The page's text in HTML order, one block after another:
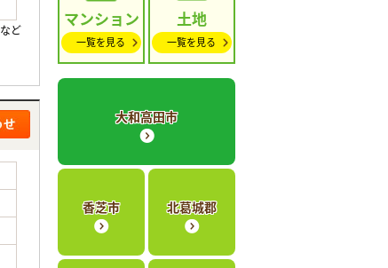
ど
マンション
一覧を見る
土地
一覧を見る
大和高田市
香芝市 北葛城郡